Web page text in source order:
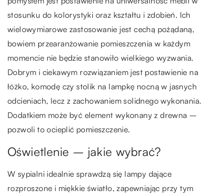
stosunku do kolorystyki oraz kształtu i zdobień. Ich
wielowymiarowe zastosowanie jest cechą pożądaną,
bowiem przearanżowanie pomieszczenia w każdym
momencie nie będzie stanowiło wielkiego wyzwania.
Dobrym i ciekawym rozwiązaniem jest postawienie na
łóżko, komodę czy stolik na lampkę nocną w jasnych
odcieniach, lecz z zachowaniem solidnego wykonania.
Dodatkiem może być element wykonany z drewna –
pozwoli to ocieplić pomieszczenie.
Oświetlenie – jakie wybrać?
W sypialni idealnie sprawdzą się lampy dające
rozproszone i miękkie światło, zapewniając przy tym